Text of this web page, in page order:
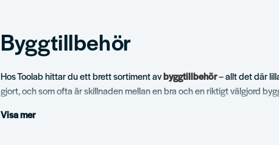
Byggtillbehör
Hos Toolab hittar du ett brett sortiment avbyggtillbehör– allt det där
gjort, och som ofta är skillnaden mellan en bra och en riktigt välgjord
beslag, kemtekniska produkt eller arbetsplatsutrustning. Eftersom vi
Visa mer